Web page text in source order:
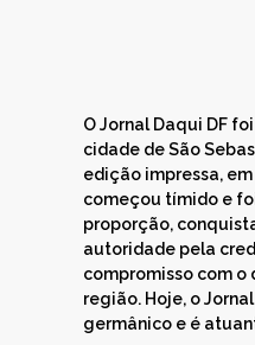
O Jornal Daqui DF
cidade de São
edição impressa,
começou tímido e
proporção,
autoridade pela
compromisso com o
região. Hoje, o
germânico e é